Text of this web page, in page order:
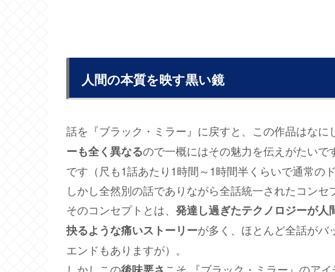
人間の本質を映す黒い鏡
話を『ブラック・ミラー』に戻すと、この作品はなに
ーも全く異なるので一概にはその魅力を伝えがたいで
です（尺も1話あたり1時間～1時間半くらいで通常の
しかし全然別の話でありながら全話統一されたコンセ
そのコンセプトとは、 発達し過ぎたテクノロジーが人
抉るような痛いストーリーが多く、ほとんど全話がバ
エンドもありますが）。
しかしこの
こそ 『ブラック・ミラー』のア